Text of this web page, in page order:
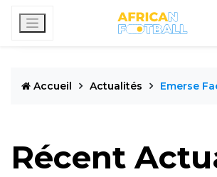
Accueil Actualités Emerse
Récent